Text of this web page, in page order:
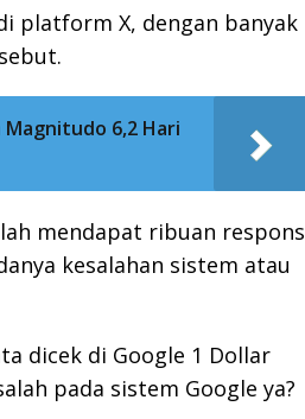
platform X, dengan banyak
Magnitudo 6,2 Hari
mendapat ribuan respons
kesalahan sistem atau
dicek di Google 1 Dollar
pada sistem Google ya?